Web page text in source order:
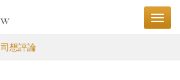
司想評論